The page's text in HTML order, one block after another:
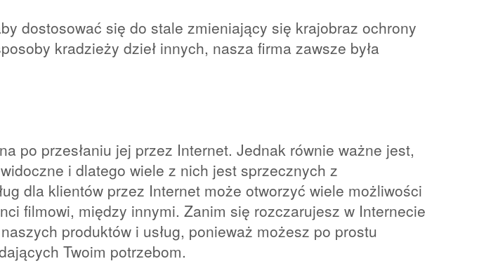
dostosować się do stale zmieniający się krajobraz ochrony
kradzieży dzieł innych, nasza firma zawsze była
po przesłaniu jej przez Internet. Jednak równie ważne jest,
i dlatego wiele z nich jest sprzecznych z
dla klientów przez Internet może otworzyć wiele możliwości
filmowi, między innymi. Zanim się rozczarujesz w Internecie
produktów i usług, ponieważ możesz po prostu
Twoim potrzebom.